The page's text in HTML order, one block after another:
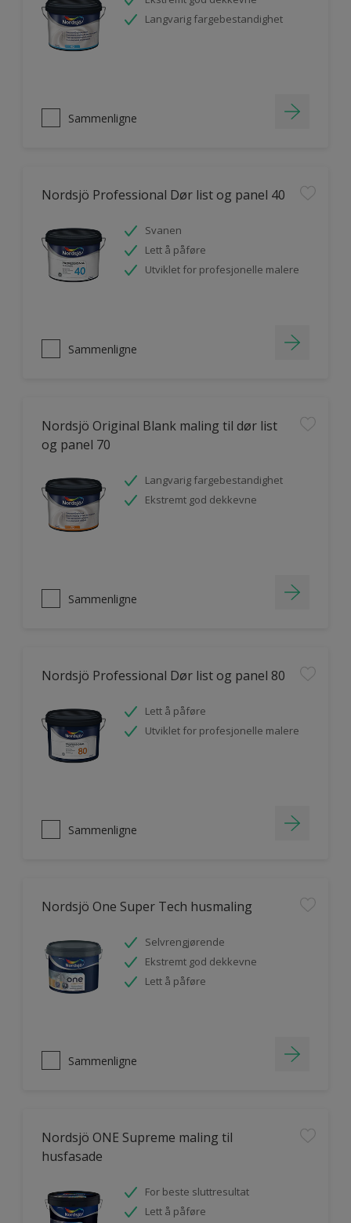
Langvarig fargebestandighet
Sammenligne
Nordsjö Professional Dør list og panel 40
Svanen
Lett å påføre
Utviklet for profesjonelle malere
Sammenligne
Nordsjö Original Blank maling til dør list
og panel 70
Langvarig fargebestandighet
Ekstremt god dekkevne
Sammenligne
Nordsjö Professional Dør list og panel 80
Lett å påføre
Utviklet for profesjonelle malere
Sammenligne
Nordsjö One Super Tech husmaling
Selvrengjørende
Ekstremt god dekkevne
Lett å påføre
Sammenligne
Nordsjö ONE Supreme maling til
husfasade
For beste sluttresultat
Lett å påføre